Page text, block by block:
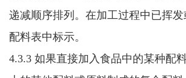
递减顺序排列。 在加工过程中已挥
配料表中标示。
4.3.3 如果直接加入食品中的某种配